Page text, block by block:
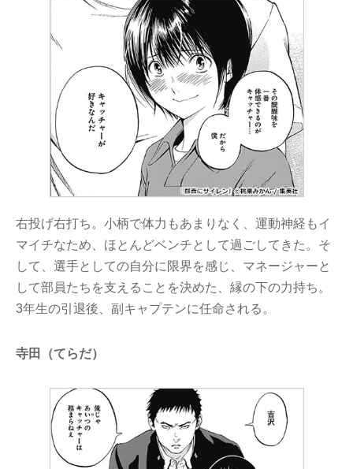
右投げ右打ち。小柄で体力もあまりなく、運動神経もイ
マイチなため、ほとんどベンチとして過ごしてきた。そ
して、選手としての自分に限界を感じ、マネージャーと
して部員たちを支えることを決めた、縁の下の力持ち。
3年生の引退後、副キャプテンに任命される。
寺田（てらだ）